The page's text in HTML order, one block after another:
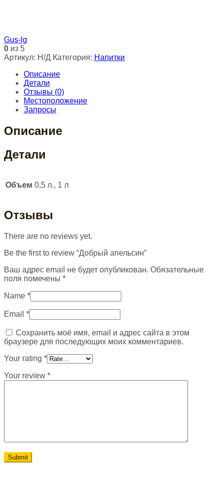
Gus-lg
0 из 5
Артикул: Н/Д Категория: Напитки
Описание
Детали
Отзывы (0)
Местоположение
Запросы
Описание
Детали
Объем 0,5 л., 1 л
Отзывы
There are no reviews yet.
Be the first to review “Добрый апельсин”
Ваш адрес email не будет опубликован. Обязательные
поля помечены *
Name *
Email *
Сохранить моё имя, email и адрес сайта в этом
браузере для последующих моих комментариев.
Your rating *
Your review *